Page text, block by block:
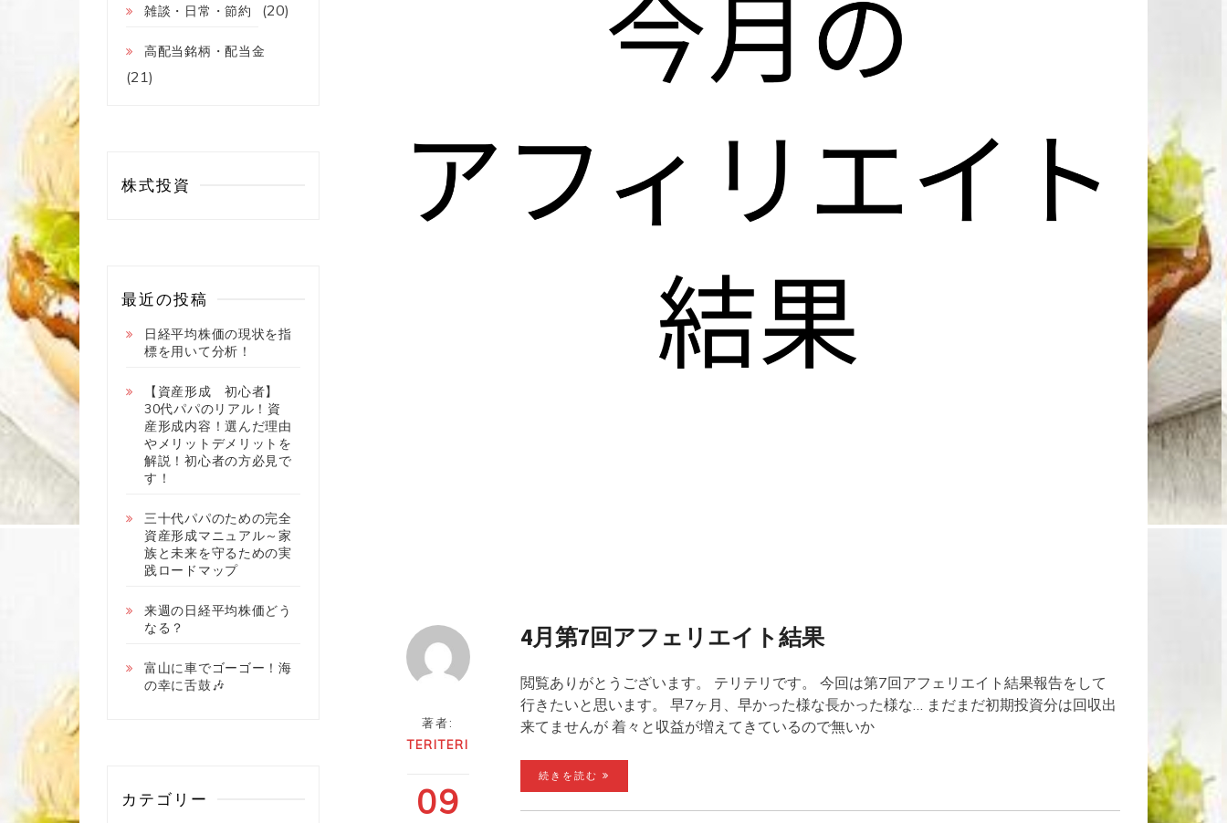
著者:
TERITERI
09
4月第7回アフェリエイト結果
閲覧ありがとうございます。 テリテリです。 今回は第7回アフェリエイト結果報告をして
行きたいと思います。 早7ヶ月、早かった様な長かった様な… まだまだ初期投資分は回収出
来てませんが 着々と収益が増えてきているので無いか
続きを読む
雑談・日常・節約 (20)
高配当銘柄・配当金
(21)
株式投資
最近の投稿
日経平均株価の現状を指
標を用いて分析！
【資産形成 初心者】
30代パパのリアル！資
産形成内容！選んだ理由
やメリットデメリットを
解説！初心者の方必見で
す！
三十代パパのための完全
資産形成マニュアル～家
族と未来を守るための実
践ロードマップ
来週の日経平均株価どう
なる？
富山に車でゴーゴー！海
の幸に舌鼓🎶
カテゴリー